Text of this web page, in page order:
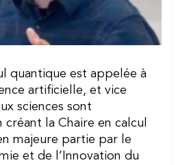
quantique est appelée à
artificielle, et vice
sciences sont
la Chaire en calcul
majeure partie par le
et de l’Innovation du